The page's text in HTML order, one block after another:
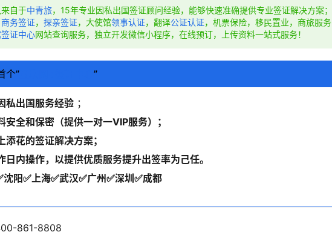
自于中青旅，15年专业因私出国签证顾问经验，能够快速准确提供专业签证解决方案；
商务签证， 探亲签证，大使馆领事认证，翻译公证认证，机票保险，移民置业，商旅服务
证中心网站查询服务，独立开发微信小程序，在线预订，上传资料一站式服务！
个” ”
私出国服务经验 ；
安全和保密（提供一对一VIP服务）；
花的签证解决方案；
日内操作，以提供优质服务提升出签率为己任。
阳✅上海✅武汉✅广州✅深圳✅成都
861-8808